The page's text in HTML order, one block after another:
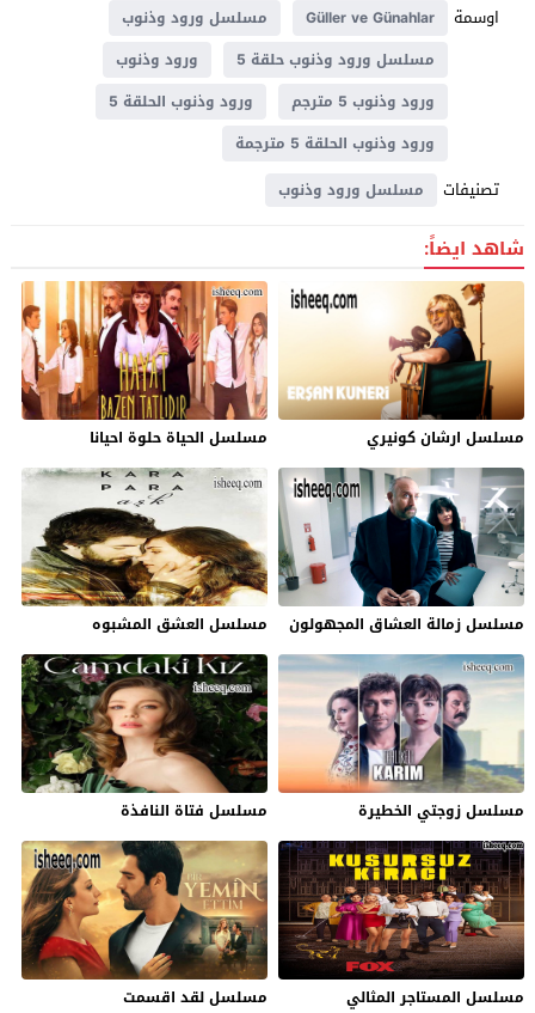
اوسمة
Güller ve Günahlar
مسلسل ورود وذنوب
مسلسل ورود وذنوب حلقة 5
ورود وذنوب
ورود وذنوب 5 مترجم
ورود وذنوب الحلقة 5
ورود وذنوب الحلقة 5 مترجمة
تصنيفات مسلسل ورود وذنوب
شاهد ايضاً:
مسلسل ارشان كونيري مسلسل الحياة حلوة احيانا
مسلسل زمالة العشاق المجهولون مسلسل العشق المشبوه
مسلسل زوجتي الخطيرة مسلسل فتاة النافذة
مسلسل المستاجر المثالي مسلسل لقد اقسمت